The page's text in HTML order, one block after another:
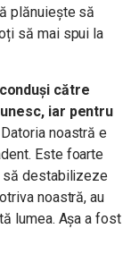
plănuiește să
să mai spui la
către
iar pentru
noastră e
Este foarte
să destabilizeze
noastră, au
lumea. Așa a fost